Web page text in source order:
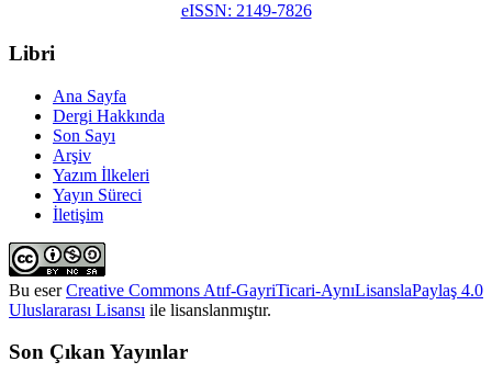
eISSN: 2149-7826
Libri
Ana Sayfa
Dergi Hakkında
Son Sayı
Arşiv
Yazım İlkeleri
Yayın Süreci
İletişim
Bu eserCreative Commons Atıf-GayriTicari-AynıLisanslaPaylaş 4.0
Uluslararası Lisansı ile lisanslanmıştır.
Son Çıkan Yayınlar